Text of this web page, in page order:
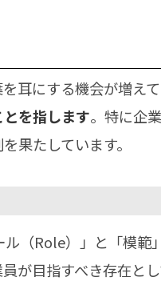
耳にする機会が増えて
を指します。特に企
果たしています。
（Role）」と「模範
が目指すべき存在と